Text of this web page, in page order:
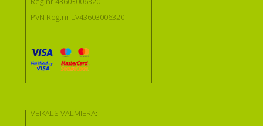
PVN Reģ.nr LV43603006320
VEIKALS VALMIERĀ: